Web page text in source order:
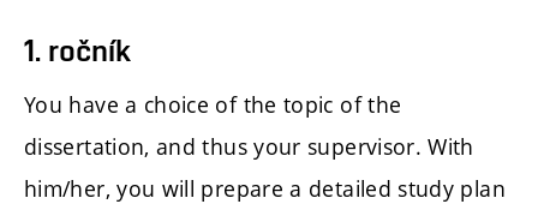
1. ročník
You have a choice of the topic of the
dissertation, and thus your supervisor. With
him/her, you will prepare a detailed study plan